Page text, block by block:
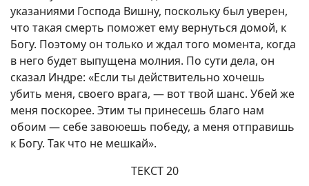
указаниями Господа Вишну, поскольку был уверен,
что такая смерть поможет ему вернуться домой, к
Богу. Поэтому он только и ждал того момента, когда
в него будет выпущена молния. По сути дела, он
сказал Индре: «Если ты действительно хочешь
убить меня, своего врага, — вот твой шанс. Убей же
меня поскорее. Этим ты принесешь благо нам
обоим — себе завоюешь победу, а меня отправишь
к Богу. Так что не мешкай».
ТЕКСТ 20